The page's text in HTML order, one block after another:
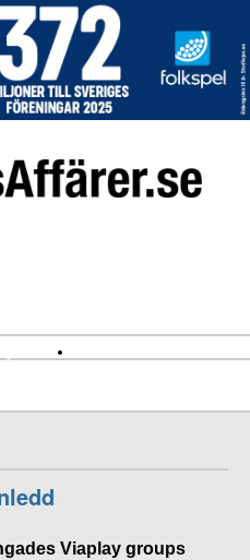
Nyhetsbrev
Viaplay groups